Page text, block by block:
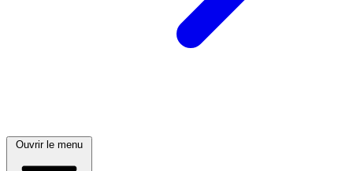
Ouvrir le menu